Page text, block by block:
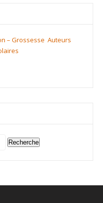
– Grossesse Auteurs
Recherche